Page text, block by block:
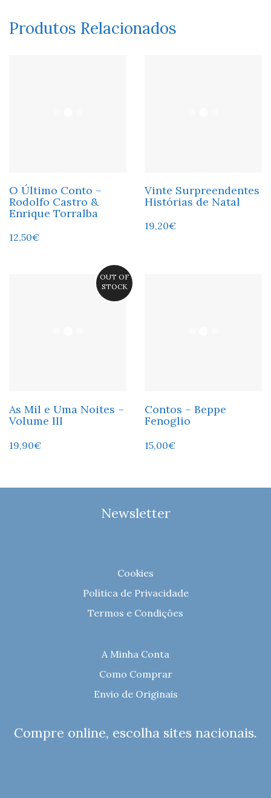
Produtos Relacionados
O Último Conto –
Rodolfo Castro &
Enrique Torralba
12,50€
Vinte Surpreendentes
Histórias de Natal
19,20€
OUT OF
STOCK
As Mil e Uma Noites –
Volume III
19,90€
Contos – Beppe
Fenoglio
15,00€
Newsletter
Cookies
Política de Privacidade
Termos e Condições
A Minha Conta
Como Comprar
Envio de Originais
Compre online, escolha sites nacionais.